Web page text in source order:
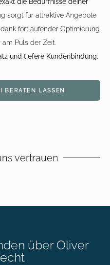
die Bedürfnisse deiner
sorgt für attraktive Angebote
fortlaufender Optimierung
Puls der Zeit.
und tiefere Kundenbindung.
BERATEN LASSEN
vertrauen
über Oliver